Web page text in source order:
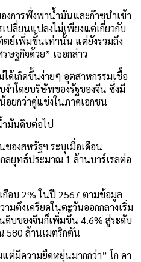
งการพึ่งพาน้ำมันและก๊าซนำเข้า
ปลี่ยนแปลงไม่เพียงแต่เกี่ยวกับ
ตย์เพิ่มขึ้นเท่านั้น แต่ยังรวมถึง
ษฐกิจด้วย” เธอกล่าว
ด้เกิดขึ้นง่ายๆ อุตสาหกรรมเชื้อ
ำโดยบริษัทของรัฐของจีน ซึ่งมี
อยกว่าคู่แข่งในภาคเอกชน
ำมันดิบต่อไป
องสหรัฐฯ ระบุเมื่อเดือน
ลยุทธ์ประมาณ 1 ล้านบาร์เรลต่อ
กือบ 2% ในปี 2567 ตามข้อมูล
มตึงเครียดในตะวันออกกลางเริ่ม
บของจีนก็เพิ่มขึ้น 4.6% สู่ระดับ
580 ล้านเมตริกตัน
ต่มีความยืดหยุ่นมากกว่า” โก คา